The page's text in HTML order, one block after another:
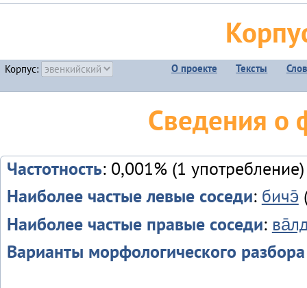
Корпус: О проекте Тексты
Сведения о
Частотность: 0,001% (1 употребление)
Наиболее частые левые соседи: бичэ̄
Наиболее частые правые соседи:
Варианты морфологического разбора